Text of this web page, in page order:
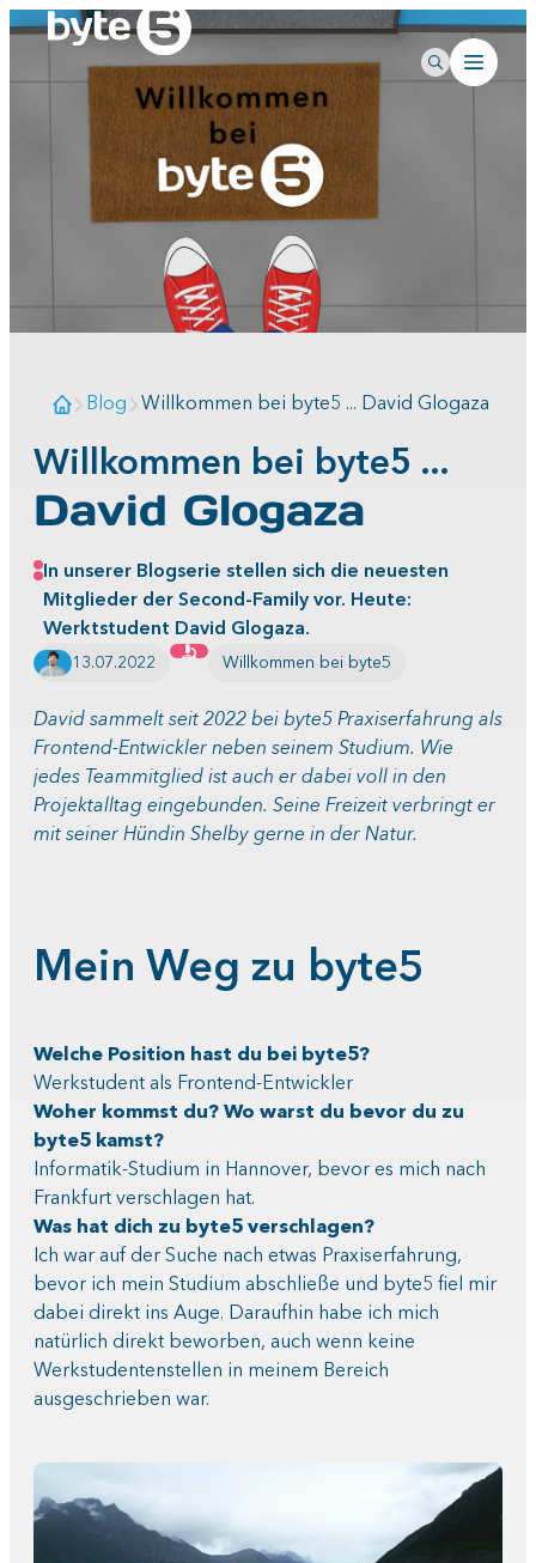
Blog Willkommen bei byte5 ... David Glogaza
Willkommen bei byte5 ...
David Glogaza
In unserer Blogserie stellen sich die neuesten
Mitglieder der Second-Family vor. Heute:
Werktstudent David Glogaza.
13.07.2022 Willkommen bei byte5
David sammelt seit 2022 bei byte5 Praxiserfahrung als
Frontend-Entwickler neben seinem Studium. Wie
jedes Teammitglied ist auch er dabei voll in den
Projektalltag eingebunden. Seine Freizeit verbringt er
mit seiner Hündin Shelby gerne in der Natur.
Mein Weg zu byte5
Welche Position hast du bei byte5?
Werkstudent als Frontend-Entwickler
Woher kommst du? Wo warst du bevor du zu
byte5 kamst?
Informatik-Studium in Hannover, bevor es mich nach
Frankfurt verschlagen hat.
Was hat dich zu byte5 verschlagen?
Ich war auf der Suche nach etwas Praxiserfahrung,
bevor ich mein Studium abschließe und byte5 fiel mir
dabei direkt ins Auge. Daraufhin habe ich mich
natürlich direkt beworben, auch wenn keine
Werkstudentenstellen in meinem Bereich
ausgeschrieben war.